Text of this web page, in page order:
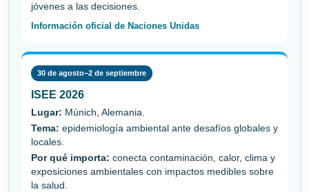
jóvenes a las decisiones.
Información oficial de Naciones Unidas
30 de agosto–2 de septiembre
ISEE 2026
Lugar: Múnich, Alemania.
Tema: epidemiología ambiental ante desafíos globales y
locales.
Por qué importa: conecta contaminación, calor, clima y
exposiciones ambientales con impactos medibles sobre
la salud.